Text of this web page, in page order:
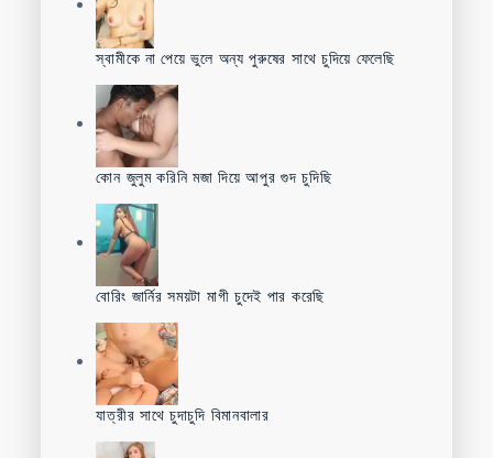
স্বামীকে না পেয়ে ভুলে অন্য পুরুষের সাথে চুদিয়ে ফেলেছি
কোন জুলুম করিনি মজা দিয়ে আপুর গুদ চুদিছি
বোরিং জার্নির সময়টা মাগী চুদেই পার করেছি
যাত্রীর সাথে চুদাচুদি বিমানবালার